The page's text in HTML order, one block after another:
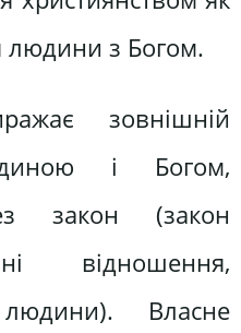
людини з Богом.
зовнішній
і Богом,
закон (закон
відношення,
Власне